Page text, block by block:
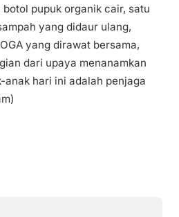
pupuk organik cair, satu
yang didaur ulang,
yang dirawat bersama,
dari upaya menanamkan
anak hari ini adalah penjaga